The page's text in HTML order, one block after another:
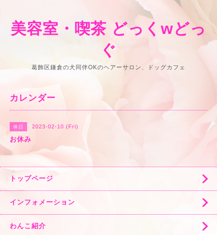
美容室・喫茶 どっくwどっ
ぐ
葛飾区鎌倉の犬同伴OKのヘアーサロン、ドッグカフェ
カレンダー
休日 2023-02-10 (Fri)
お休み
トップページ
インフォメーション
わんこ紹介